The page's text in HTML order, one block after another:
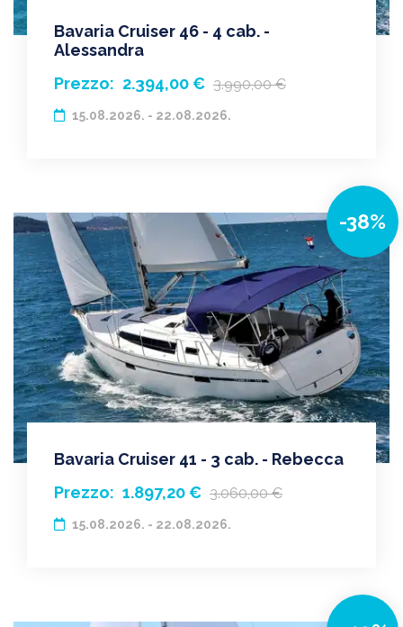
Bavaria Cruiser 46 - 4 cab. -
Alessandra
Prezzo: 2.394,00 € 3.990,00 €
15.08.2026. - 22.08.2026.
-38%
Bavaria Cruiser 41 - 3 cab. - Rebecca
Prezzo: 1.897,20 € 3.060,00 €
15.08.2026. - 22.08.2026.